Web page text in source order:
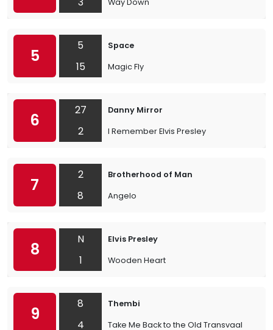
Way Down
5
5
15
Space
Magic Fly
6
27
2
Danny Mirror
I Remember Elvis Presley
7
2
8
Brotherhood of Man
Angelo
8
N
1
Elvis Presley
Wooden Heart
9
8
4
Thembi
Take Me Back to the Old Transvaal